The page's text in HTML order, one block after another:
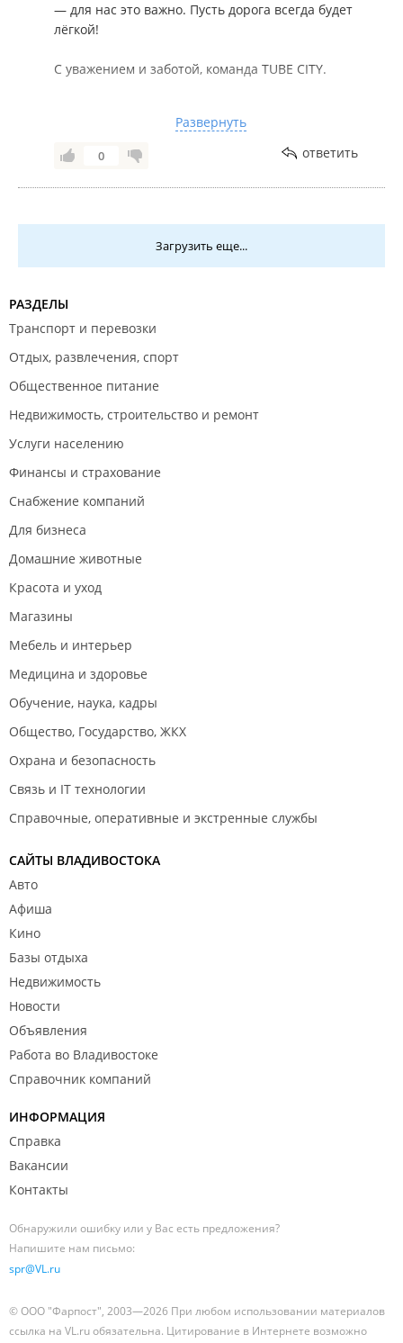
— для нас это важно. Пусть дорога всегда будет
лёгкой!
С уважением и заботой, команда TUBE CITY.
каждый может получить качественные Авто-
услуги оперативно!)
Так же у нас есть телеграмм канал указан на
шапке профиля (контакты) где тоже можете
Развернуть
0 ответить
Загрузить еще...
РАЗДЕЛЫ
Транспорт и перевозки
Отдых, развлечения, спорт
Общественное питание
Недвижимость, строительство и ремонт
Услуги населению
Финансы и страхование
Снабжение компаний
Для бизнеса
Домашние животные
Красота и уход
Магазины
Мебель и интерьер
Медицина и здоровье
Обучение, наука, кадры
Общество, Государство, ЖКХ
Охрана и безопасность
Связь и IT технологии
Справочные, оперативные и экстренные службы
САЙТЫ ВЛАДИВОСТОКА
Авто
Афиша
Кино
Базы отдыха
Недвижимость
Новости
Объявления
Работа во Владивостоке
Справочник компаний
ИНФОРМАЦИЯ
Справка
Вакансии
Контакты
Обнаружили ошибку или у Вас есть предложения?
Напишите нам письмо:
spr@VL.ru
© ООО "Фарпост", 2003—2026 При любом использовании материалов
ссылка на VL.ru обязательна. Цитирование в Интернете возможно